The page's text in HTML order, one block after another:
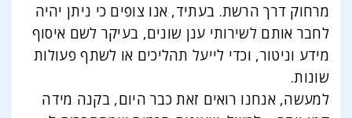
מרחוק דרך הרשת. בעתיד, אנו צופים כי ניתן יהיה
לחבר אותם לשירותי ענן שונים, בעיקר לשם איסוף
מידע וניטור, וכדי לייעל תהליכים או לשתף פעולות
שונות.
למעשה, אנחנו רואים זאת כבר היום, בקנה מידה